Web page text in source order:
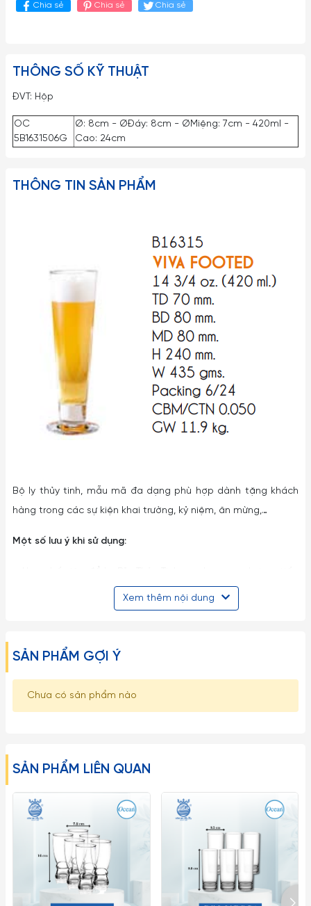
Chia sẻ Chia sẻ Chia sẻ
THÔNG SỐ KỸ THUẬT
ĐVT: Hộp
OC
5B1631506G
Ø: 8cm - ØĐáy: 8cm - ØMiệng: 7cm - 420ml -
Cao: 24cm
THÔNG TIN SẢN PHẨM
Bộ ly thủy tinh, mẫu mã đa dạng phù hợp dành tặng khách
hàng trong các sự kiện khai trường, kỷ niệm, ăn mừng,…
Một số lưu ý khi sử dụng:
vào nhau cũng như va đập vào các đồ vật cứng khác tránh
chân ly nhỏ dài rất dễ gẫy vỡ nên khi cầm phải nhẹ nhàng và
tuyệt đối không được bẻ, vặn hoặc cầm không đúng cách…
– Tuyệt đối không dùng các đồ vật cứng thô ráp để lau chùi
Tránh dùng Ly Ocean Thái Lan trong lò vi sóng, lò nướng hay
– Hạn chế dùng Ly cốc thủy tinh Thái Lan với các loại máy rửa
chén đĩa.
– Tuyệt đối tránh rót nước sôi nóng một cách đột ngột vào
các sản phẩm làm từ thuy tinh (từ nóng sang lạnh hoặc
ngược lại) gây ra hiện tượng sốc nhiệt có thể làm nứt vỡ Ly.
Xem thêm nội dung
SẢN PHẨM GỢI Ý
Chưa có sản phẩm nào
SẢN PHẨM LIÊN QUAN